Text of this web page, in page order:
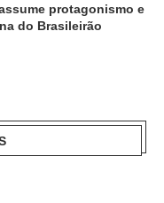
protagonismo e
do Brasileirão